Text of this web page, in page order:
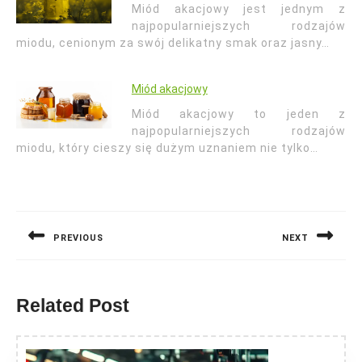
Miód akacjowy jest jednym z
najpopularniejszych rodzajów
miodu, cenionym za swój delikatny smak oraz jasny…
Miód akacjowy
Miód akacjowy to jeden z
najpopularniejszych rodzajów
miodu, który cieszy się dużym uznaniem nie tylko…
PREVIOUS NEXT
Related Post